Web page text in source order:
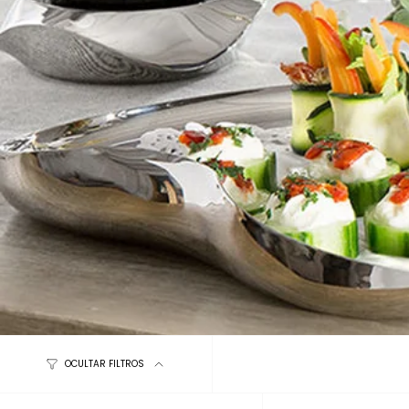
OCULTAR FILTROS